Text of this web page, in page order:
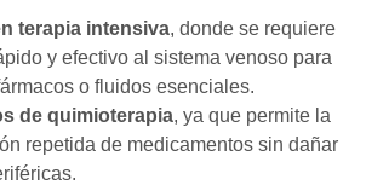
terapia intensiva, donde se requiere
y efectivo al sistema venoso para
o fluidos esenciales.
de quimioterapia, ya que permite la
repetida de medicamentos sin dañar